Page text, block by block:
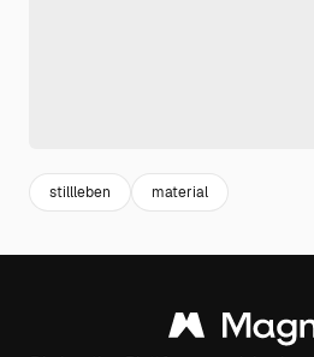
stillleben material